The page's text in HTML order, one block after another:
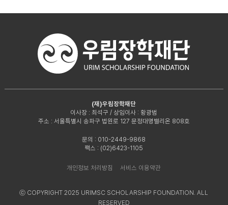
(재)우림장학재단
이사장 : 최석구 / 상임이사 : 황광범
주소 : 서울특별시 송파구 법원로 127 문정대명밸리온 808호
문의 : 010-2449-9868
팩스 : (02)6423-1105
개인정보 처리방침 서비스 이용약관
ⓒ COPYRIGHT 2025 URIMSC SCHOLARSHIP FOUNDATION. ALL
RESERVED